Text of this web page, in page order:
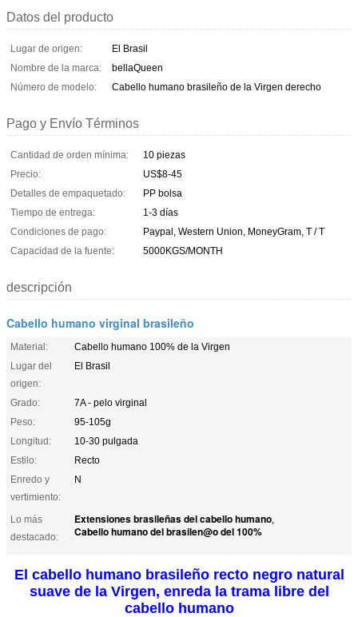
Datos del producto
Lugar de origen:
El Brasil
Nombre de la marca:
bellaQueen
Número de modelo:
Cabello humano brasileño de la Virgen derecho
Pago y Envío Términos
Cantidad de orden mínima:
10 piezas
Precio:
US$8-45
Detalles de empaquetado:
PP bolsa
Tiempo de entrega:
1-3 días
Condiciones de pago:
Paypal, Western Union, MoneyGram, T / T
Capacidad de la fuente:
5000KGS/MONTH
descripción
Cabello humano virginal brasileño
Material:
Cabello humano 100% de la Virgen
Lugar del
origen:
El Brasil
Grado:
7A - pelo virginal
Peso:
95-105g
Longitud:
10-30 pulgada
Estilo:
Recto
Enredo y
vertimiento:
N
Lo más
destacado:
Extensiones brasileñas del cabello humano,
Cabello humano del brasilen@o del 100%
El cabello humano brasileño recto negro natural
suave de la Virgen, enreda la trama libre del
cabello humano